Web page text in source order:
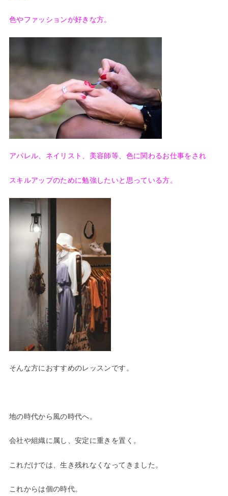
色やファッションが好きな方。
アパレル、ネイリスト、美容師等、色に関わるお仕事をされ
スキルアップのために勉強したいと思っている方。
そんな方におすすめのレッスンです。
地の時代から風の時代へ。
会社や組織に属し、安定に重きを置く。
これだけでは、生き残れなくなってきました。
これからは個の時代。